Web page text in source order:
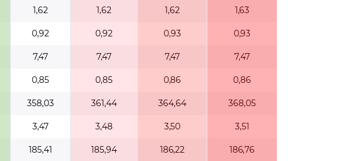
1,62 1,62 1,62 1,63
0,92 0,92 0,93 0,93
7,47 7,47 7,47 7,47
0,85 0,85 0,86 0,86
358,03 361,44 364,64 368,05
3,47 3,48 3,50 3,51
185,41 185,94 186,22 186,76